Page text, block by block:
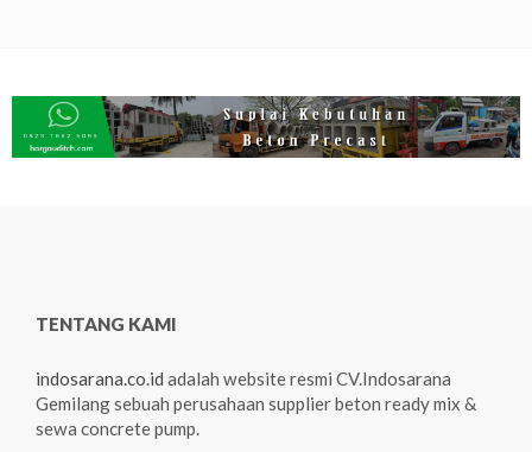
TENTANG KAMI
indosarana.co.id adalah website resmi CV.Indosarana
Gemilang sebuah perusahaan supplier beton ready mix &
sewa concrete pump.